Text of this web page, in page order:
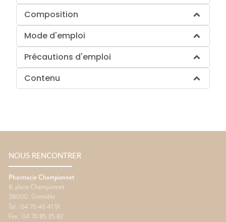
Composition
Mode d'emploi
Précautions d'emploi
Contenu
NOUS RENCONTRER
Pharmacie Championnet
8, place Championnet
38000 Grenoble
Tel : 04 76 46 41 91
Fax : 04 76 85 35 82